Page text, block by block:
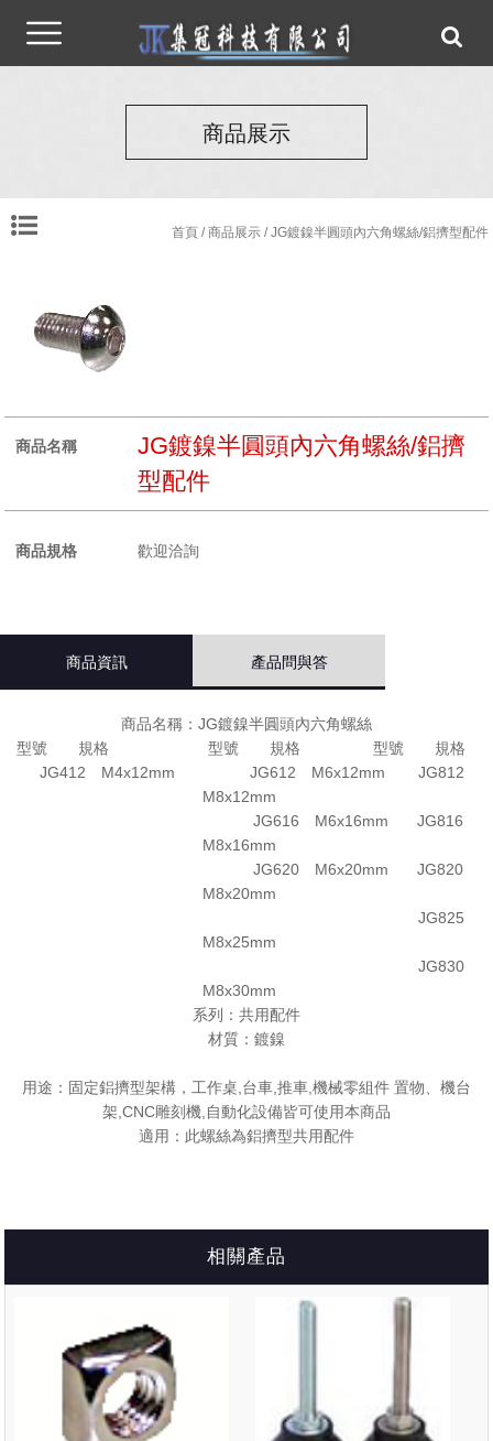
商品展示
首頁/商品展示/ JG鍍鎳半圓頭內六角螺絲/鋁擠型配件
商品名稱
JG鍍鎳半圓頭內六角螺絲/鋁擠
型配件
商品規格 歡迎洽詢
商品資訊 產品問與答
商品名稱：JG鍍鎳半圓頭內六角螺絲
型號 規格 型號 規格 型號 規格
JG412 M4x12mm JG612 M6x12mm JG812
M8x12mm
JG616 M6x16mm JG816
M8x16mm
JG620 M6x20mm JG820
M8x20mm
JG825
M8x25mm
JG830
M8x30mm
系列：共用配件
材質：鍍鎳
用途：固定鋁擠型架構，工作桌,台車,推車,機械零組件 置物、機台
架,CNC雕刻機,自動化設備皆可使用本商品
適用：此螺絲為鋁擠型共用配件
相關產品